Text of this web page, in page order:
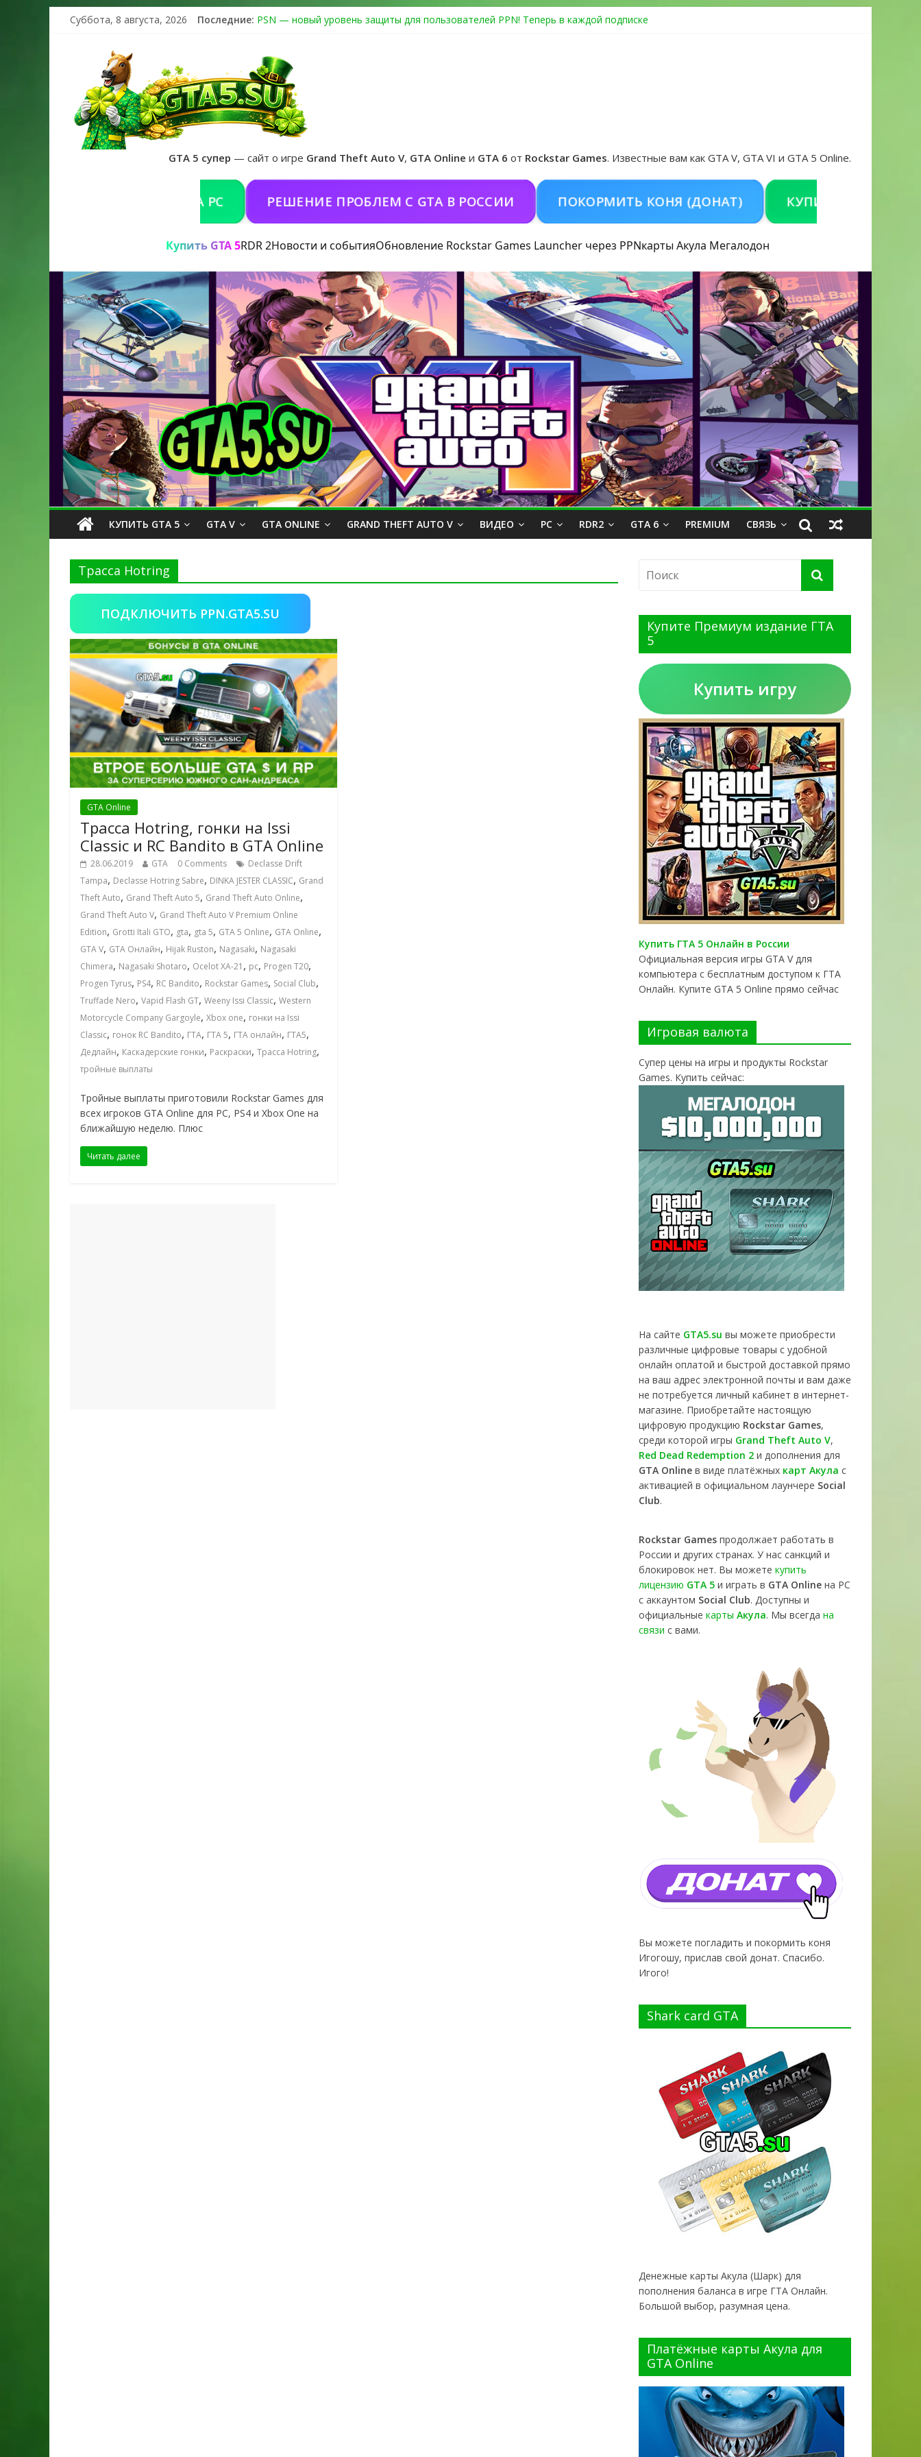
Суббота, 8 августа, 2026 Последние: PSN — новый уровень защиты для пользователей PPN! Теперь в каждой подписке
Получайте особые награды в GTA Online по программе Fine Art Collector
GTA 6 официальная обложка игры и Предзаказ Grand Theft Auto VI
GTA 5 супер — сайт о игре Grand Theft Auto V, GTA Online и GTA 6 от Rockstar Games. Известные вам как GTA V, GTA VI и GTA 5 Online.
РЕШЕНИЕ ПРОБЛЕМ С GTA В РОССИИ ПОКОРМИТЬ КОНЯ (ДОНАТ) КУПИТЬ GTA 5 ONLINE НА
Купить GTA 5RDR 2Новости и событияОбновление Rockstar Games Launcher через PPNкарты Акула Мегалодон
КУПИТЬ GTA 5 GTA V GTA ONLINE GRAND THEFT AUTO V ВИДЕО PC RDR2 GTA 6 PREMIUM СВЯЗЬ
Трасса Hotring
ПОДКЛЮЧИТЬ PPN.GTA5.SU
GTA Online
Трасса Hotring, гонки на Issi
Classic и RC Bandito в GTA Online
28.06.2019 GTA 0 Comments
Declasse Drift
Tampa, Declasse Hotring Sabre, DINKA JESTER CLASSIC, Grand
Theft Auto, Grand Theft Auto 5, Grand Theft Auto Online,
Grand Theft Auto V, Grand Theft Auto V Premium Online
Edition, Grotti Itali GTO, gta, gta 5, GTA 5 Online, GTA Online,
GTA V, GTA Онлайн, Hijak Ruston, Nagasaki, Nagasaki
Chimera, Nagasaki Shotaro, Ocelot XA-21 , pc, Progen T20,
Progen Tyrus, PS4, RC Bandito, Rockstar Games, Social Club,
Truffade Nero, Vapid Flash GT, Weeny Issi Classic, Western
Motorcycle Company Gargoyle, Xbox one, гонки на Issi
Classic, гонок RC Bandito, ГТА, ГТА 5, ГТА онлайн, ГТА5,
Дедлайн, Каскадерские гонки, Раскраски, Трасса Hotring,
тройные выплаты
Тройные выплаты приготовили Rockstar Games для
всех игроков GTA Online для PC, PS4 и Xbox One на
ближайшую неделю. Плюс
Читать далее
Купите Премиум издание ГТА
5
Купить игру
Купить ГТА 5 Онлайн в России
Официальная версия игры GTA V для
компьютера с бесплатным доступом к ГТА
Онлайн. Купите GTA 5 Online прямо сейчас
Игровая валюта
Супер цены на игры и продукты Rockstar
Games. Купить сейчас:
На сайте GTA5.su вы можете приобрести
различные цифровые товары с удобной
онлайн оплатой и быстрой доставкой прямо
на ваш адрес электронной почты и вам даже
не потребуется личный кабинет в интернет-
магазине. Приобретайте настоящую
цифровую продукцию Rockstar Games,
среди которой игры Grand Theft Auto V,
Red Dead Redemption 2 и дополнения для
GTA Online в виде платёжных карт Акула с
активацией в официальном лаунчере Social
Club.
Rockstar Games продолжает работать в
России и других странах. У нас санкций и
блокировок нет. Вы можете купить
лицензию GTA 5 и играть в GTA Online на PC
с аккаунтом Social Club. Доступны и
официальные карты Акула. Мы всегда на
связи с вами.
Вы можете погладить и покормить коня
Игогошу, прислав свой донат. Спасибо.
Игого!
Shark card GTA
Денежные карты Акула (Шарк) для
пополнения баланса в игре ГТА Онлайн.
Большой выбор, разумная цена.
Платёжные карты Акула для
GTA Online